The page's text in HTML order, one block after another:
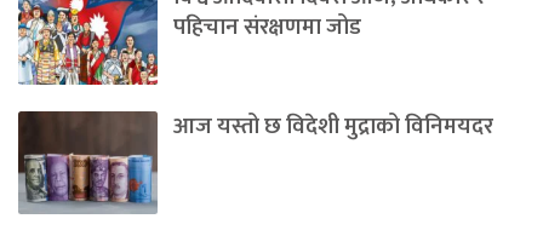
पहिचान संरक्षणमा जोड
आज यस्तो छ विदेशी मुद्राको विनिमयदर